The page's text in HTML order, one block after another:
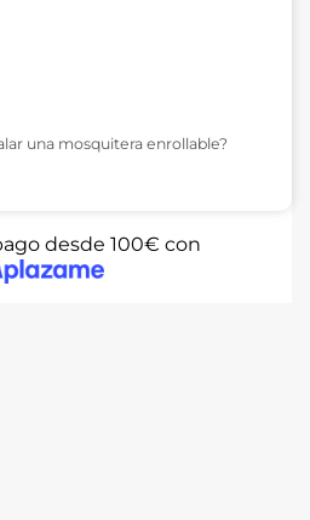
una mosquitera enrollable?
desde 100€ con